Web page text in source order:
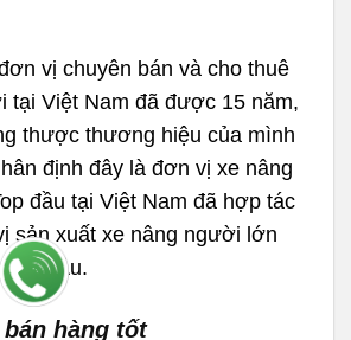
vị chuyên bán và cho thuê
tại Việt Nam đã được 15 năm,
thược thương hiệu của mình
định đây là đơn vị xe nâng
đầu tại Việt Nam đã hợp tác
sản xuất xe nâng người lớn
Âu.
hàng tốt